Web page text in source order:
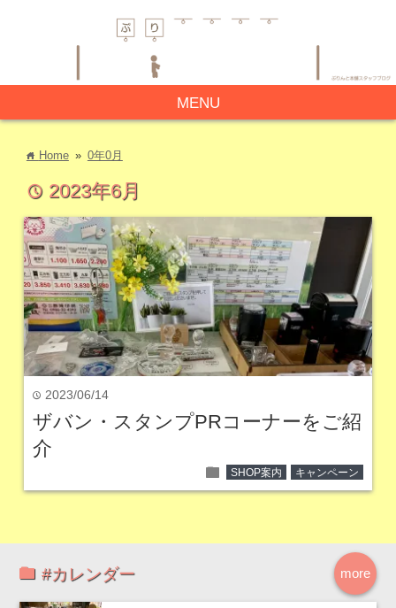
MENU
home Home » 0年0月
time 2023年6月
time 2023/06/14
ザバン・スタンプPRコーナーをご紹
介
folder SHOP案内 キャンペーン
more
#カレンダー